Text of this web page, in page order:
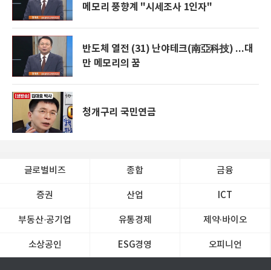
메모리 풍향계 "시세조사 1인자"
반도체 열전 (31) 난야테크(南亞科技) ...대
만 메모리의 꿈
청개구리 국민연금
글로벌비즈 종합 금융
증권 산업 ICT
부동산·공기업 유통경제 제약∙바이오
소상공인 ESG경영 오피니언